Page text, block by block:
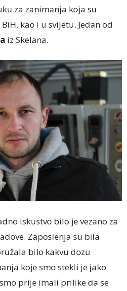
za zanimanja koja su
kao i u svijetu. Jedan od
iz Skelana.
iskustvo bilo je vezano za
Zaposlenja su bila
bilo kakvu dozu
koje smo stekli je jako
prije imali prilike da se